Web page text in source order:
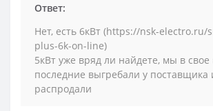
Ответ:
Нет, есть 6кВт (https://nsk-electro.ru/
plus-6k-on-line)
5кВт уже вряд ли найдете, мы в свое
последние выгребали у поставщика
распродали